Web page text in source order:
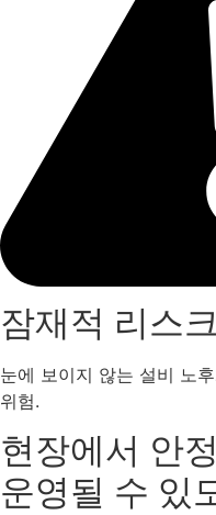
잠재적 리스크
눈에 보이지 않는 설비 노
위험.
현장에서 안
운영될 수 있